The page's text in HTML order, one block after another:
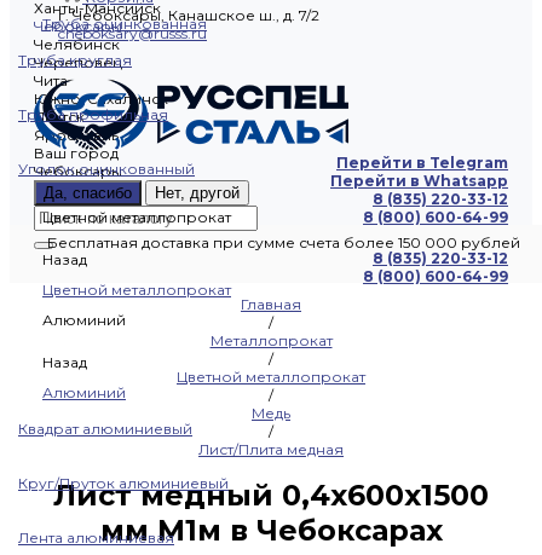
Ханты-Мансийск
Чебоксары
Челябинск
Череповец
Чита
Южно-Сахалинск
Якутск
Ярославль
Ваш город
Чебоксары
Да, спасибо
Нет, другой
8 (835) 220-33-12
8 (800) 600-64-99
г. Чебоксары, Канашское ш., д. 7/2
cheboksary@russs.ru
Перейти в Telegram
Перейти в Whatsapp
8 (835) 220-33-12
8 (800) 600-64-99
Труба оцинкованная
Труба круглая
Труба профильная
Уголок оцинкованный
Цветной металлопрокат
Назад
Цветной металлопрокат
Алюминий
Назад
Алюминий
Квадрат алюминиевый
Круг/Пруток алюминиевый
Лента алюминиевая
Бесплатная доставка при сумме счета более 150 000 рублей
Главная
/
Металлопрокат
/
Цветной металлопрокат
/
Медь
/
Лист/Плита медная
Лист медный 0,4х600х1500
мм М1м в Чебоксарах